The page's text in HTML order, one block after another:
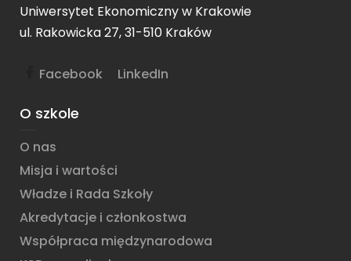
Uniwersytet Ekonomiczny w Krakowie
ul. Rakowicka 27, 31-510 Kraków
Facebook LinkedIn
O szkole
O nas
Misja i wartości
Władze i Rada Szkoły
Akredytacje i członkostwa
Współpraca międzynarodowa